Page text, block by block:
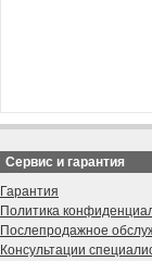
Сервис и гарантия
Гарантия
Политика
Послепродажное
Консультации